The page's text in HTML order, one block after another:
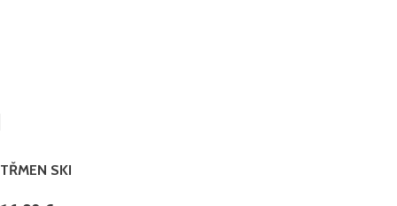
TŘMEN SKI